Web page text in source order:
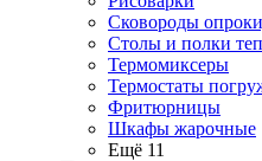
Сковороды
Столы и полки
Термомиксеры
Термостаты
Фритюрницы
Шкафы жарочные
Ещё 11